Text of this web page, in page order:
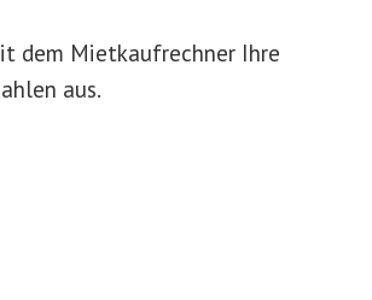
dem Mietkaufrechner Ihre
aus.